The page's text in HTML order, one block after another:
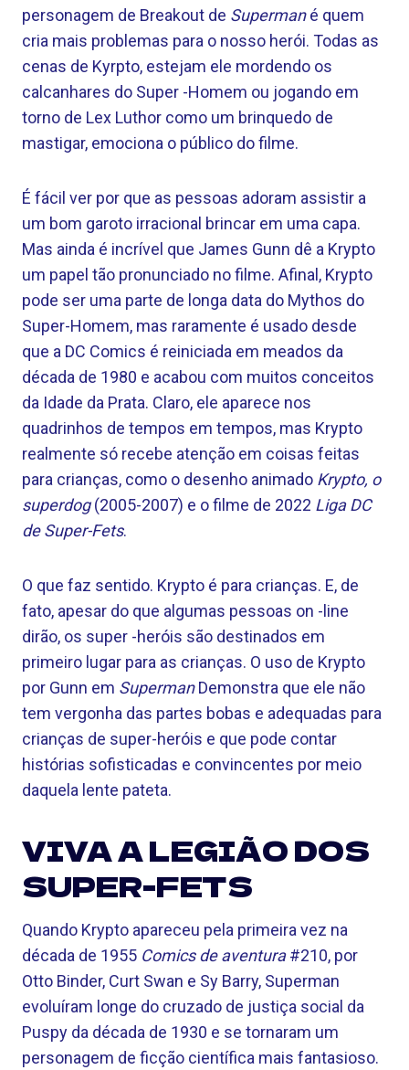
personagem de Breakout de Supermané quem
cria mais problemas para o nosso herói. Todas as
cenas de Kyrpto, estejam ele mordendo os
calcanhares do Super -Homem ou jogando em
torno de Lex Luthor como um brinquedo de
mastigar, emociona o público do filme.
É fácil ver por que as pessoas adoram assistir a
um bom garoto irracional brincar em uma capa.
Mas ainda é incrível que James Gunn dê a Krypto
um papel tão pronunciado no filme. Afinal, Krypto
pode ser uma parte de longa data do Mythos do
Super-Homem, mas raramente é usado desde
que a DC Comics é reiniciada em meados da
década de 1980 e acabou com muitos conceitos
da Idade da Prata. Claro, ele aparece nos
quadrinhos de tempos em tempos, mas Krypto
realmente só recebe atenção em coisas feitas
para crianças, como o desenho animado Krypto, o
superdog(2005-2007) e o filme de 2022 Liga DC
de Super-Fets.
O que faz sentido. Krypto é para crianças. E, de
fato, apesar do que algumas pessoas on -line
dirão, os super -heróis são destinados em
primeiro lugar para as crianças. O uso de Krypto
por Gunn em SupermanDemonstra que ele não
tem vergonha das partes bobas e adequadas para
crianças de super-heróis e que pode contar
histórias sofisticadas e convincentes por meio
daquela lente pateta.
VIVA A LEGIÃO DOS
SUPER-FETS
Quando Krypto apareceu pela primeira vez na
década de 1955 Comics de aventura#210, por
Otto Binder, Curt Swan e Sy Barry, Superman
evoluíram longe do cruzado de justiça social da
Puspy da década de 1930 e se tornaram um
personagem de ficção científica mais fantasioso.